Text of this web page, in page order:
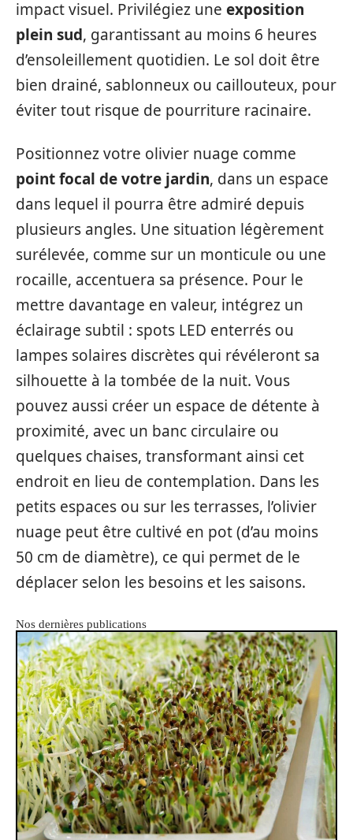
impact visuel. Privilégiez une exposition
plein sud, garantissant au moins 6 heures
d’ensoleillement quotidien. Le sol doit être
bien drainé, sablonneux ou caillouteux, pour
éviter tout risque de pourriture racinaire.
Positionnez votre olivier nuage comme
point focal de votre jardin, dans un espace
dans lequel il pourra être admiré depuis
plusieurs angles. Une situation légèrement
surélevée, comme sur un monticule ou une
rocaille, accentuera sa présence. Pour le
mettre davantage en valeur, intégrez un
éclairage subtil : spots LED enterrés ou
lampes solaires discrètes qui révéleront sa
silhouette à la tombée de la nuit. Vous
pouvez aussi créer un espace de détente à
proximité, avec un banc circulaire ou
quelques chaises, transformant ainsi cet
endroit en lieu de contemplation. Dans les
petits espaces ou sur les terrasses, l’olivier
nuage peut être cultivé en pot (d’au moins
50 cm de diamètre), ce qui permet de le
déplacer selon les besoins et les saisons.
Nos dernières publications